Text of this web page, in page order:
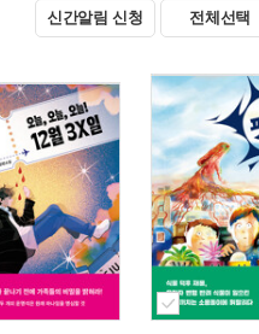
신간알림 신청 전체선택